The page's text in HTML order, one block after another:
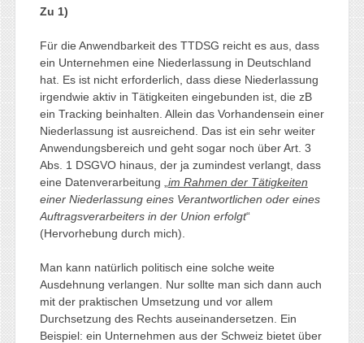
Zu 1)
Für die Anwendbarkeit des TTDSG reicht es aus, dass
ein Unternehmen eine Niederlassung in Deutschland
hat. Es ist nicht erforderlich, dass diese Niederlassung
irgendwie aktiv in Tätigkeiten eingebunden ist, die zB
ein Tracking beinhalten. Allein das Vorhandensein einer
Niederlassung ist ausreichend. Das ist ein sehr weiter
Anwendungsbereich und geht sogar noch über Art. 3
Abs. 1 DSGVO hinaus, der ja zumindest verlangt, dass
eine Datenverarbeitung „ im Rahmen der Tätigkeiten
einer Niederlassung eines Verantwortlichen oder eines
Auftragsverarbeiters in der Union erfolgt“
(Hervorhebung durch mich).
Man kann natürlich politisch eine solche weite
Ausdehnung verlangen. Nur sollte man sich dann auch
mit der praktischen Umsetzung und vor allem
Durchsetzung des Rechts auseinandersetzen. Ein
Beispiel: ein Unternehmen aus der Schweiz bietet über